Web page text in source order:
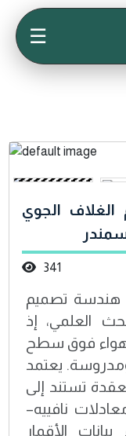
☰
الجوي
341
هندسة تصميم
العلمي، إذ
فوق سطح
يعتمد
تستند إلى
نافييه–
الأقمار